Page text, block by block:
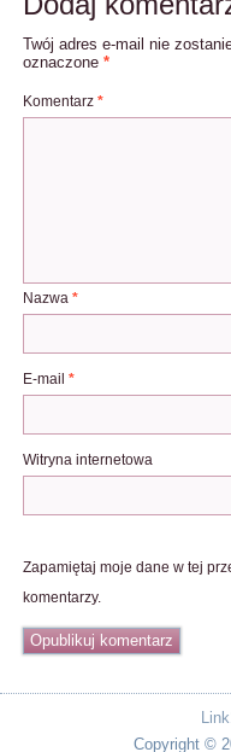
Twój adres e-mail nie
oznaczone*
Komentarz*
Nazwa*
E-mail*
Witryna internetowa
Zapamiętaj moje dane w tej
komentarzy.
Copyright ©